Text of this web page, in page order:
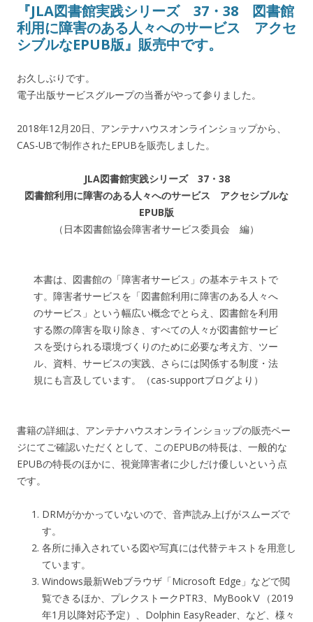
『JLA図書館実践シリーズ 37・38 図書館
利用に障害のある人々へのサービス アクセ
シブルなEPUB版』販売中です。
お久しぶりです。
電子出版サービスグループの当番がやって参りました。
2018年12月20日、アンテナハウスオンラインショップから、
CAS-UBで制作されたEPUBを販売しました。
JLA図書館実践シリーズ 37・38
図書館利用に障害のある人々へのサービス アクセシブルな
EPUB版
（日本図書館協会障害者サービス委員会 編）
本書は、図書館の「障害者サービス」の基本テキストで
す。障害者サービスを「図書館利用に障害のある人々へ
のサービス」という幅広い概念でとらえ、図書館を利用
する際の障害を取り除き、すべての人々が図書館サービ
スを受けられる環境づくりのために必要な考え方、ツー
ル、資料、サービスの実践、さらには関係する制度・法
規にも言及しています。（cas-supportブログより）
書籍の詳細は、アンテナハウスオンラインショップの販売ペー
ジにてご確認いただくとして、このEPUBの特長は、一般的な
EPUBの特長のほかに、視覚障害者に少しだけ優しいという点
です。
DRMがかかっていないので、音声読み上げがスムーズで
す。
各所に挿入されている図や写真には代替テキストを用意し
ています。
Windows最新Webブラウザ「Microsoft Edge」などで閲
覧できるほか、プレクストークPTR3、MyBookⅤ（2019
年1月以降対応予定）、Dolphin EasyReader、など、様々